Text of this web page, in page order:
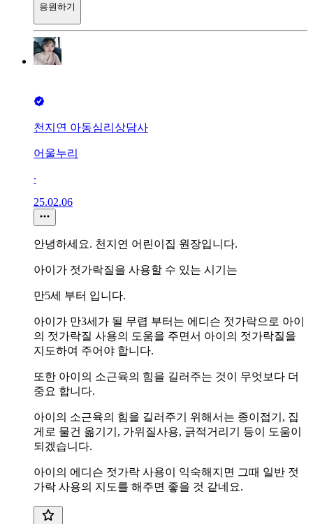
응원하기
천지연 아동심리상담사
어울누리
∙
25.02.06
안녕하세요. 천지연 어린이집 원장입니다.
아이가 젓가락질을 사용할 수 있는 시기는
만5세 부터 입니다.
아이가 만3세가 될 무렵 부터는 에디슨 젓가락으로 아이
의 젓가락질 사용의 도움을 주면서 아이의 젓가락질을
지도하여 주어야 합니다.
또한 아이의 소근육의 힘을 길러주는 것이 무엇보다 더
중요 합니다.
아이의 소근육의 힘을 길러주기 위해서는 종이접기, 집
게로 물건 옮기기, 가위질사용, 긁적거리기 등이 도움이
되겠습니다.
아이의 에디슨 젓가락 사용이 익숙해지면 그때 일반 젓
가락 사용의 지도를 해주면 좋을 것 같네요.